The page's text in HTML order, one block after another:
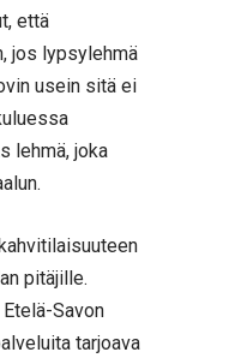
että
jos lypsylehmä
usein sitä ei
lehmä, joka
pitäjille.
Savon
tarjoava